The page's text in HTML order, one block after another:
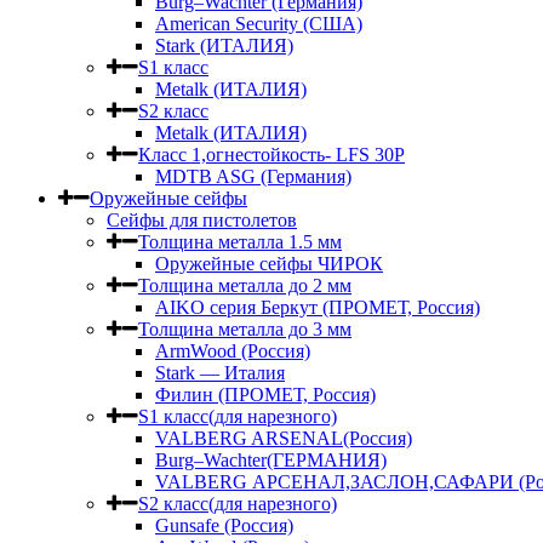
American Security (США)
Stark (ИТАЛИЯ)
S1 класс
Metalk (ИТАЛИЯ)
S2 класс
Metalk (ИТАЛИЯ)
Класс 1,огнестойкость- LFS 30P
MDTB ASG (Германия)
Оружейные сейфы
Сейфы для пистолетов
Толщина металла 1.5 мм
Оружейные сейфы ЧИРОК
Толщина металла до 2 мм
AIKO серия Беркут (ПРОМЕТ, Россия)
Толщина металла до 3 мм
ArmWood (Россия)
Stark — Италия
Филин (ПРОМЕТ, Россия)
S1 класс(для нарезного)
VALBERG ARSENAL(Россия)
Burg–Wachter(ГЕРМАНИЯ)
VALBERG АРСЕНАЛ,ЗАСЛОН,САФАРИ
S2 класс(для нарезного)
Gunsafe (Россия)